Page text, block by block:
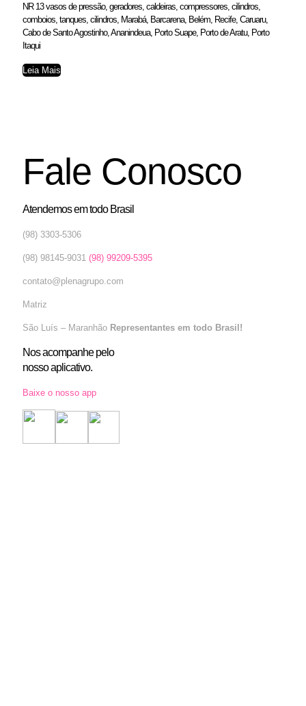
NR 13 vasos de pressão, geradores, caldeiras, compressores, cilindros,
comboios, tanques, cilindros, Marabá, Barcarena, Belém, Recife, Caruaru,
Cabo de Santo Agostinho, Ananindeua, Porto Suape, Porto de Aratu, Porto
Itaqui
Leia Mais
Fale Conosco
Atendemos em todo Brasil
(98) 3303-5306
(98) 98145-9031 (98) 99209-5395
contato@plenagrupo.com
Matriz
São Luís – Maranhão Representantes em todo Brasil!
Nos acompanhe pelo
nosso aplicativo.
Baixe o nosso app